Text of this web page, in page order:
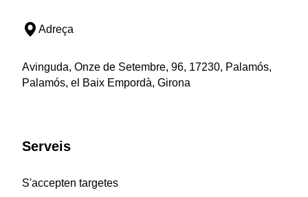
Adreça
Avinguda, Onze de Setembre, 96, 17230, Palamós,
Palamós, el Baix Empordà, Girona
Serveis
S'accepten targetes